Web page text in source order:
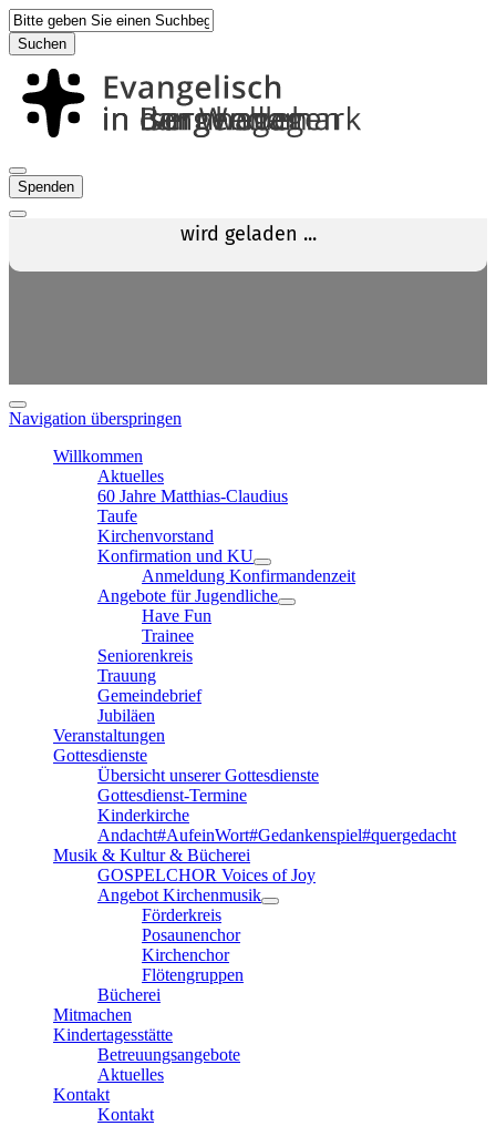
Suchen
Spenden
Navigation überspringen
Willkommen
Aktuelles
60 Jahre Matthias-Claudius
Taufe
Kirchenvorstand
Konfirmation und KU
Anmeldung Konfirmandenzeit
Angebote für Jugendliche
Have Fun
Trainee
Seniorenkreis
Trauung
Gemeindebrief
Jubiläen
Veranstaltungen
Gottesdienste
Übersicht unserer Gottesdienste
Gottesdienst-Termine
Kinderkirche
Andacht#AufeinWort#Gedankenspiel#quergedacht
Musik & Kultur & Bücherei
GOSPELCHOR Voices of Joy
Angebot Kirchenmusik
Förderkreis
Posaunenchor
Kirchenchor
Flötengruppen
Bücherei
Mitmachen
Kindertagesstätte
Betreuungsangebote
Aktuelles
Kontakt
Kontakt